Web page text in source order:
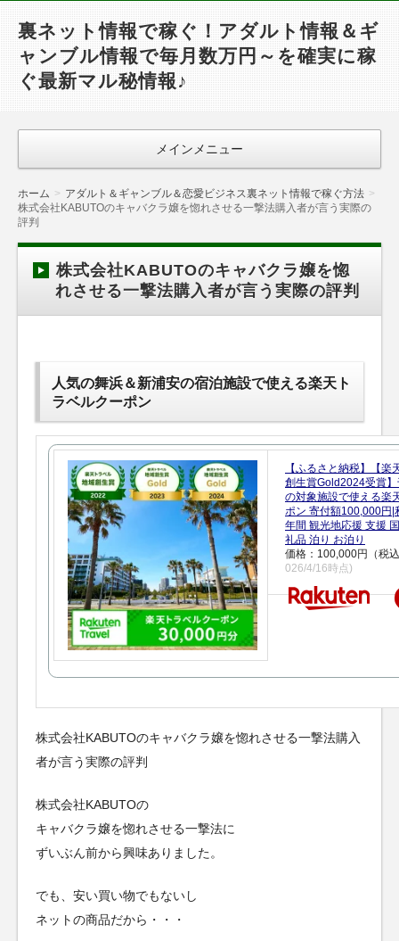
裏ネット情報で稼ぐ！アダルト情報＆ギ
ャンブル情報で毎月数万円～を確実に稼
ぐ最新マル秘情報♪
メインメニュー
ホーム
アダルト＆ギャンブル＆恋愛ビジネス裏ネット情報で稼ぐ方法
株式会社KABUTOのキャバクラ嬢を惚れさせる一撃法購入者が言う実際の
評判
株式会社KABUTOのキャバクラ嬢を惚
れさせる一撃法購入者が言う実際の評判
人気の舞浜＆新浦安の宿泊施設で使える楽天ト
ラベルクーポン
【ふるさと納税】【楽
創生賞Gold2024受賞
の対象施設で使える楽
ポン 寄付額100,000円|
年間 観光地応援 支援
礼品 泊り お泊り
価格：100,000円（税
026/4/16時点)
株式会社KABUTOのキャバクラ嬢を惚れさせる一撃法購入
者が言う実際の評判
株式会社KABUTOの
キャバクラ嬢を惚れさせる一撃法に
ずいぶん前から興味ありました。
でも、安い買い物でもないし
ネットの商品だから・・・